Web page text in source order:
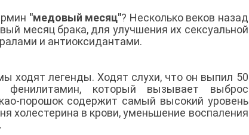
"медовый месяц"? Несколько веков назад
месяц брака, для улучшения их сексуальной
и антиоксидантами.
ходят легенды. Ходят слухи, что он выпил 50
фенилитамин, который вызывает выброс
порошок содержит самый высокий уровень
холестерина в крови, уменьшение воспаления